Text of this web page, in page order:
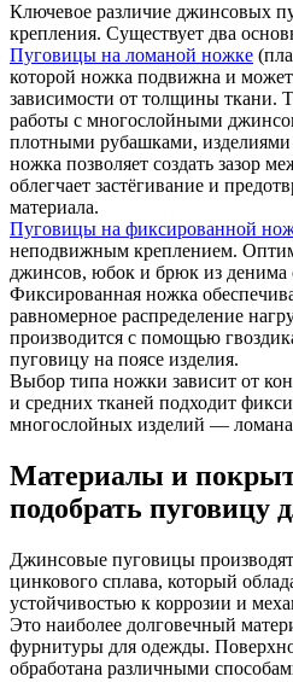
Ключевое различие джинсовых
крепления. Существует два
Пуговицы на ломаной ножке
которой ножка подвижна и может
зависимости от толщины ткани.
работы с многослойными
плотными рубашками,
ножка позволяет создать зазор
облегчает застёгивание и
материала.
Пуговицы на фиксированной
неподвижным креплением.
джинсов, юбок и брюк из денима
Фиксированная ножка
равномерное распределение
производится с помощью
пуговицу на поясе изделия.
Выбор типа ножки зависит от
и средних тканей подходит
многослойных изделий —
Материалы и
подобрать пуговицу
Джинсовые пуговицы
цинкового сплава, который
устойчивостью к коррозии и
Это наиболее долговечный
фурнитуры для одежды.
обработана различными